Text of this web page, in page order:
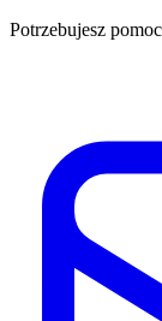
Potrzebujesz